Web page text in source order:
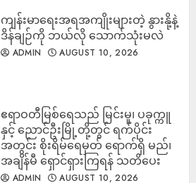
ကျန်းမာရေးအရအကျိုးများတဲ့ နွားနို့နဲ့
ဒိန်ချဉ်ကို ဘယ်လို သောက်သုံးမလဲ
ADMIN AUGUST 10, 2026
ဧရာဝတီမြစ်ရေသည် မြင်းမူ၊ ပခုက္ကူ
နှင့် ညောင်ဦးမြို့တို့တွင် ရက်ပိုင်း
အတွင်း စိုးရိမ်ရေမှတ် ရောက်ရှိ မည်၊
အချိန်မီ ရှောင်ရှားကြရန် သတိပေး
ADMIN AUGUST 10, 2026